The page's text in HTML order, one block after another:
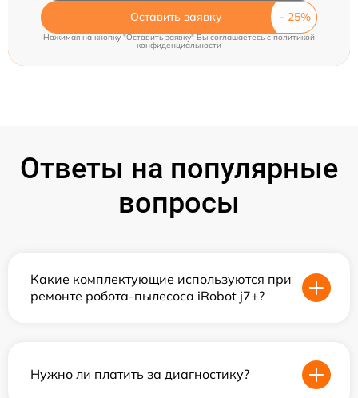
Оставить заявку
Нажимая на кнопку "Оставить заявку" Вы соглашаетесь cполитикой
конфиденциальности
Ответы на популярные
вопросы
Какие комплектующие используются при
ремонте робота-пылесоса iRobot j7+?
Нужно ли платить за диагностику?